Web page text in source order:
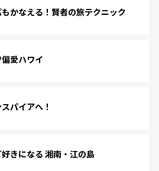
かなえる！賢者の旅テクニック
愛ハワイ
パイアへ！
きになる 湘南・江の島